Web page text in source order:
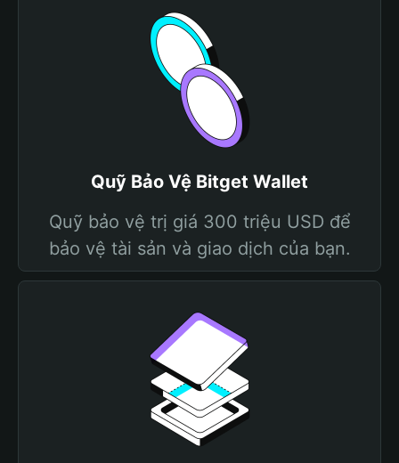
Quỹ Bảo Vệ Bitget Wallet
Quỹ bảo vệ trị giá 300 triệu USD để
bảo vệ tài sản và giao dịch của bạn.